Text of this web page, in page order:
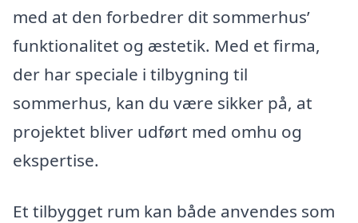
med at den forbedrer dit sommerhus’
funktionalitet og æstetik. Med et firma,
der har speciale i tilbygning til
sommerhus, kan du være sikker på, at
projektet bliver udført med omhu og
ekspertise.
Et tilbygget rum kan både anvendes som